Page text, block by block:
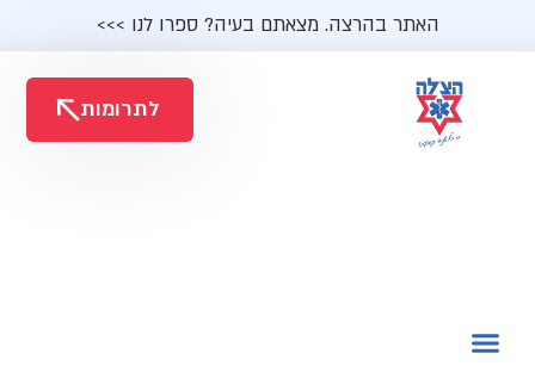
האתר בהרצה. מצאתם בעיה? ספרו לנו >>>
לתרומות